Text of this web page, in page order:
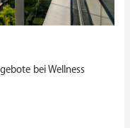
bei Wellness